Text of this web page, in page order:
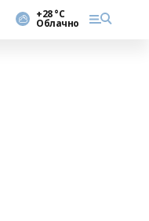
+28 °С
Облачно